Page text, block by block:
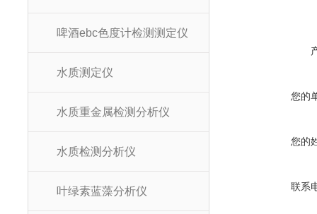
啤酒ebc色度计检测测定仪
水质测定仪
水质重金属检测分析仪
水质检测分析仪
叶绿素蓝藻分析仪
您的
您的
联系